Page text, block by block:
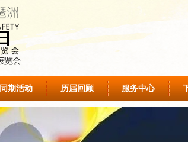
同期活动 历届回顾 服务中心